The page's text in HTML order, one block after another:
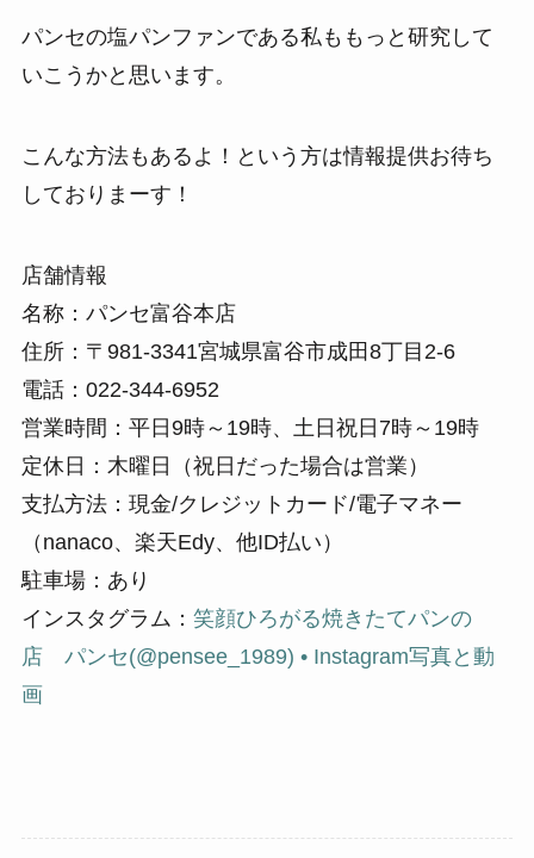
パンセの塩パンファンである私ももっと研究して
いこうかと思います。
こんな方法もあるよ！という方は情報提供お待ち
しておりまーす！
店舗情報
名称：パンセ富谷本店
住所：〒981-3341宮城県富谷市成田8丁目2-6
電話：022-344-6952
営業時間：平日9時～19時、土日祝日7時～19時
定休日：木曜日（祝日だった場合は営業）
支払方法：現金/クレジットカード/電子マネー
（nanaco、楽天Edy、他ID払い）
駐車場：あり
インスタグラム： 笑顔ひろがる焼きたてパンの
店 パンセ(@pensee_1989) • Instagram写真と動
画